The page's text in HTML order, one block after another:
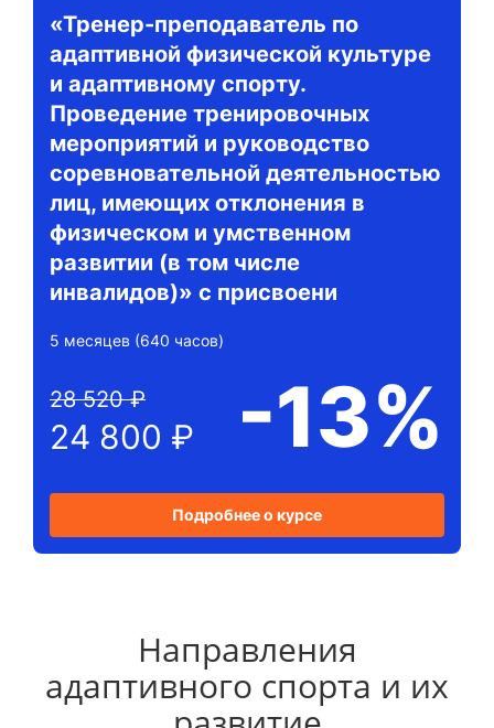
«Тренер-преподаватель по
адаптивной физической культуре
и адаптивному спорту.
Проведение тренировочных
мероприятий и руководство
соревновательной деятельностью
лиц, имеющих отклонения в
физическом и умственном
развитии (в том числе
инвалидов)» с присвоени
5 месяцев (640 часов)
24 800 ₽
28 520 ₽ -13%
Подробнее о курсе
Направления
адаптивного спорта и их